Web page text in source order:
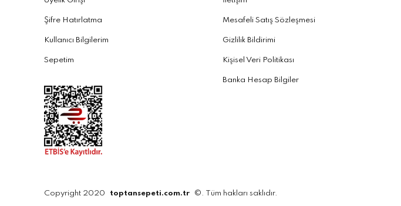
Şifre Hatırlatma
Kullanıcı Bilgilerim
Sepetim
Mesafeli Satış Sözleşmesi
Gizlilik Bildirimi
Kişisel Veri Politikası
Banka Hesap Bilgiler
Copyright 2020 toptansepeti.com.tr ©. Tüm hakları saklıdır.